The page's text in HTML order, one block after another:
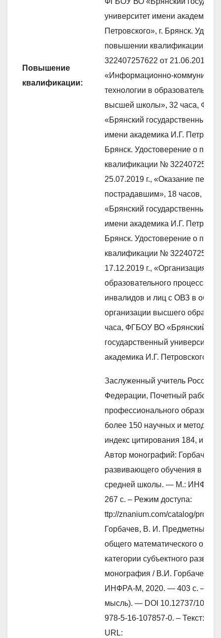
Повышение
квалификации:
университет имени академика
Петровского», г. Брянск.
повышении квалификации №
322407257622 от 21.06.2019 г.,
«Информационно-
технологии в
высшей школы», 32 часа,
«Брянский государственный
имени академика И.Г.
Брянск. Удостоверение о
квалификации №
25.07.2019 г., «Оказание
пострадавшим», 18 часов,
«Брянский государственный
имени академика И.Г.
Брянск. Удостоверение о
квалификации №
17.12.2019 г., «Организация
образовательного процесса
инвалидов и лиц с ОВЗ в
организации высшего
часа, ФГБОУ ВО «Брянский
государственный университет
академика И.Г. Петровского»,
Заслуженный учитель
Федерации, Почетный
профессионального
более 150 научных и
индекс цитирования 184,
Автор монографий: Горбачев,
развивающего обучения в
средней школы. — М.:
267 с. – Режим доступа:
ttp://znanium.com/catalog/
Горбачев, В. И. Предметные
общего математического
категории субъектного
монография / В.И. Горбачев.
ИНФРА-М, 2020. — 403 с. —
мысль). — DOI 10.12737/
978-5-16-107857-0. – Текст:
URL: